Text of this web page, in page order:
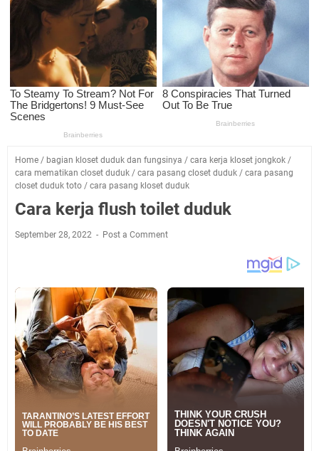
Home / bagian kloset duduk dan fungsinya / cara kerja kloset jongkok /
cara mematikan closet duduk / cara pasang closet duduk / cara pasang
closet duduk toto / cara pasang kloset duduk
Cara kerja flush toilet duduk
September 28, 2022 Post a Comment